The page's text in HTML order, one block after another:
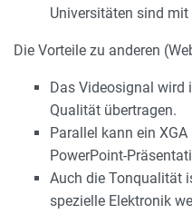
Universitäten sind
Die Vorteile zu anderen
Das Videosignal wird
Qualität übertragen.
Parallel kann ein
PowerPoint-
Auch die Tonqualität
spezielle Elektronik